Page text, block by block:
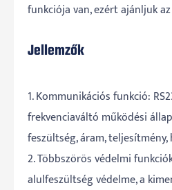
funkciója van, ezért ajánljuk
Jellemzők
1. Kommunikációs funkció:
frekvenciaváltó működési
feszültség, áram,
2. Többszörös védelmi
alulfeszültség védelme, a